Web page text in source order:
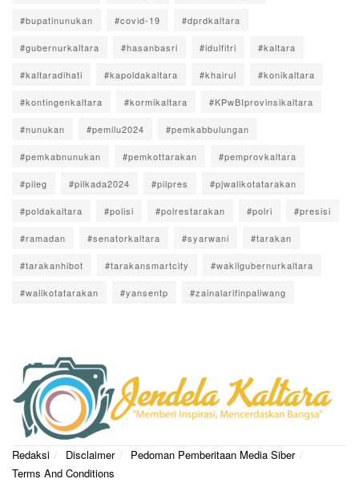
#bupatinunukan #covid-19 #dprdkaltara
#gubernurkaltara #hasanbasri #idulfitri #kaltara
#kaltaradihati #kapoldakaltara #khairul #konikaltara
#kontingenkaltara #kormikaltara #KPwBIprovinsikaltara
#nunukan #pemilu2024 #pemkabbulungan
#pemkabnunukan #pemkottarakan #pemprovkaltara
#pileg #pilkada2024 #pilpres #pjwalikotatarakan
#poldakaltara #polisi #polrestarakan #polri #presisi
#ramadan #senatorkaltara #syarwani #tarakan
#tarakanhibot #tarakansmartcity #wakilgubernurkaltara
#walikotatarakan #yansentp #zainalarifinpaliwang
Redaksi Disclaimer
Pedoman Pemberitaan Media Siber
Terms And Conditions